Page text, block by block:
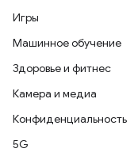
Игры
Машинное обучение
Здоровье и фитнес
Камера и медиа
Конфиденциальность
5G